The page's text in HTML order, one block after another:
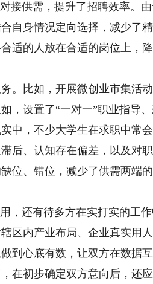
供需，提升了招聘效率。由
自身情况定向选择，减少了
适的人放在合适的岗位上，
比如，开展微创业市集活
，设置了“一对一”职业指导
中，不少大学生在求职中常
后、认知存在偏差，以及对
位、错位，减少了供需两端
还有待多方在实打实的工作
区内产业布局、企业真实用
到心底有数，让双方在数据
在初步确定双方意向后，还